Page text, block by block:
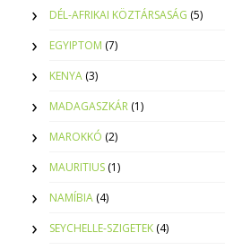
DÉL-AFRIKAI KÖZTÁRSASÁG (5)
EGYIPTOM (7)
KENYA (3)
MADAGASZKÁR (1)
MAROKKÓ (2)
MAURITIUS (1)
NAMÍBIA (4)
SEYCHELLE-SZIGETEK (4)